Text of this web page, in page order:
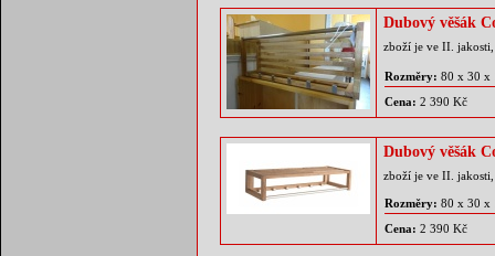
Dubový věšák
zboží je ve II.
Rozměry: 80 x 30 x
Cena: 2 390 Kč
Dubový věšák
zboží je ve II.
Rozměry: 80 x 30 x
Cena: 2 390 Kč